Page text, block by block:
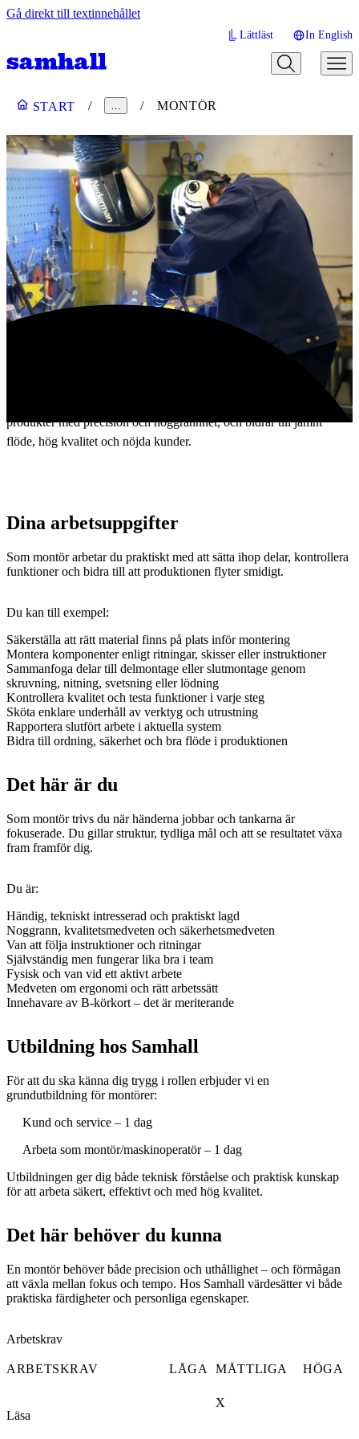
Gå direkt till textinnehållet
Lättläst In English
START … MONTÖR
produkter med precision och noggrannhet, och bidrar till jämnt
flöde, hög kvalitet och nöjda kunder.
Dina arbetsuppgifter
Som montör arbetar du praktiskt med att sätta ihop delar, kontrollera
funktioner och bidra till att produktionen flyter smidigt.
Du kan till exempel:
Säkerställa att rätt material finns på plats inför montering
Montera komponenter enligt ritningar, skisser eller instruktioner
Sammanfoga delar till delmontage eller slutmontage genom
skruvning, nitning, svetsning eller lödning
Kontrollera kvalitet och testa funktioner i varje steg
Sköta enklare underhåll av verktyg och utrustning
Rapportera slutfört arbete i aktuella system
Bidra till ordning, säkerhet och bra flöde i produktionen
Det här är du
Som montör trivs du när händerna jobbar och tankarna är
fokuserade. Du gillar struktur, tydliga mål och att se resultatet växa
fram framför dig.
Du är:
Händig, tekniskt intresserad och praktiskt lagd
Noggrann, kvalitetsmedveten och säkerhetsmedveten
Van att följa instruktioner och ritningar
Självständig men fungerar lika bra i team
Fysisk och van vid ett aktivt arbete
Medveten om ergonomi och rätt arbetssätt
Innehavare av B-körkort – det är meriterande
Utbildning hos Samhall
För att du ska känna dig trygg i rollen erbjuder vi en
grundutbildning för montörer:
Kund och service – 1 dag
Arbeta som montör/maskinoperatör – 1 dag
Utbildningen ger dig både teknisk förståelse och praktisk kunskap
för att arbeta säkert, effektivt och med hög kvalitet.
Det här behöver du kunna
En montör behöver både precision och uthållighet – och förmågan
att växla mellan fokus och tempo. Hos Samhall värdesätter vi både
praktiska färdigheter och personliga egenskaper.
Arbetskrav
ARBETSKRAV LÅGA MÅTTLIGA HÖGA
Läsa
X